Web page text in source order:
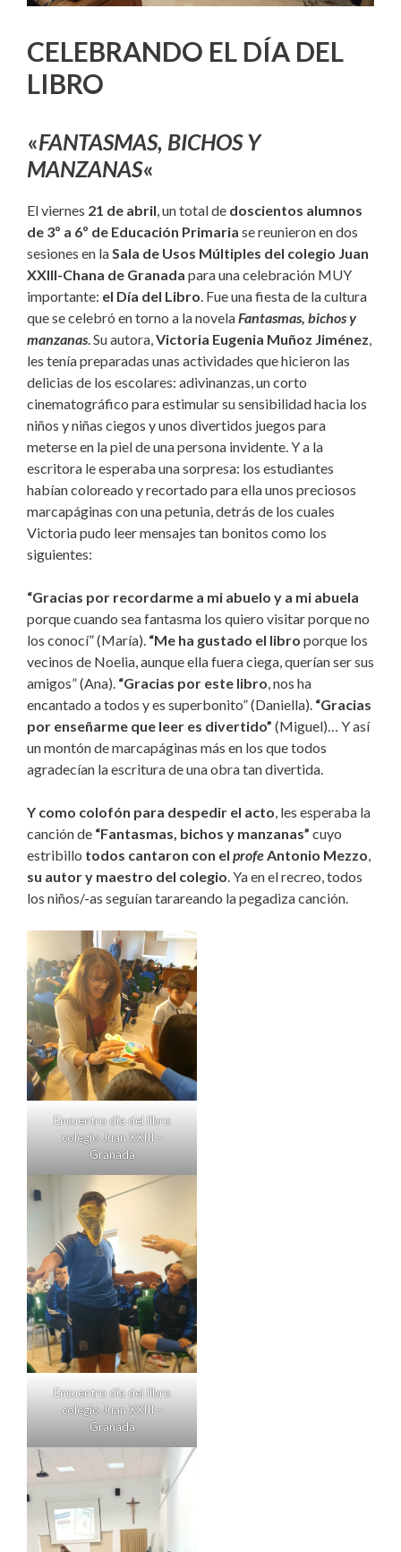
CELEBRANDO EL DÍA DEL
LIBRO
«FANTASMAS, BICHOS Y
MANZANAS«
El viernes 21 de abril, un total de doscientos alumnos
de 3º a 6º de Educación Primaria se reunieron en dos
sesiones en laSala de Usos Múltiples del colegio Juan
XXIII-Chana de Granada para una celebración MUY
importante: el Día del Libro. Fue una fiesta de la cultura
que se celebró en torno a la novelaFantasmas, bichos y
manzanas. Su autora,Victoria Eugenia Muñoz Jiménez,
les tenía preparadas unas actividades que hicieron las
delicias de los escolares: adivinanzas, un corto
cinematográfico para estimular su sensibilidad hacia los
niños y niñas ciegos y unos divertidos juegos para
meterse en la piel de una persona invidente. Y a la
escritora le esperaba una sorpresa: los estudiantes
habían coloreado y recortado para ella unos preciosos
marcapáginas con una petunia, detrás de los cuales
Victoria pudo leer mensajes tan bonitos como los
siguientes:
“Gracias por recordarme a mi abuelo y a mi abuela
porque cuando sea fantasma los quiero visitar porque no
los conocí” (María). “Me ha gustado el libro porque los
vecinos de Noelia, aunque ella fuera ciega, querían ser sus
amigos” (Ana). “Gracias por este libro, nos ha
encantado a todos y es superbonito” (Daniella). “Gracias
por enseñarme que leer es divertido” (Miguel)… Y así
un montón de marcapáginas más en los que todos
agradecían la escritura de una obra tan divertida.
Y como colofón para despedir el acto, les esperaba la
canción de “Fantasmas, bichos y manzanas” cuyo
estribillo todos cantaron con el profeAntonio Mezzo,
su autor y maestro del colegio. Ya en el recreo, todos
los niños/-as seguían tarareando la pegadiza canción.
Encuentro día del libro
colegio Juan XXIII –
Granada
Encuentro día del libro
colegio Juan XXIII –
Granada